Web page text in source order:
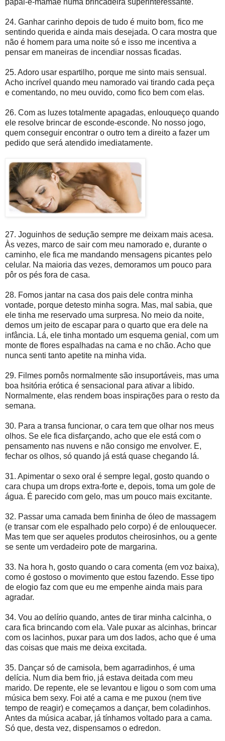
papai-e-mamãe numa brincadeira superinteressante.
24. Ganhar carinho depois de tudo é muito bom, fico me
sentindo querida e ainda mais desejada. O cara mostra que
não é homem para uma noite só e isso me incentiva a
pensar em maneiras de incendiar nossas ficadas.
25. Adoro usar espartilho, porque me sinto mais sensual.
Acho incrível quando meu namorado vai tirando cada peça
e comentando, no meu ouvido, como fico bem com elas.
26. Com as luzes totalmente apagadas, enlouqueço quando
ele resolve brincar de esconde-esconde. No nosso jogo,
quem conseguir encontrar o outro tem a direito a fazer um
pedido que será atendido imediatamente.
27. Joguinhos de sedução sempre me deixam mais acesa.
Às vezes, marco de sair com meu namorado e, durante o
caminho, ele fica me mandando mensagens picantes pelo
celular. Na maioria das vezes, demoramos um pouco para
pôr os pés fora de casa.
28. Fomos jantar na casa dos pais dele contra minha
vontade, porque detesto minha sogra. Mas, mal sabia, que
ele tinha me reservado uma surpresa. No meio da noite,
demos um jeito de escapar para o quarto que era dele na
infância. Lá, ele tinha montado um esquema genial, com um
monte de flores espalhadas na cama e no chão. Acho que
nunca senti tanto apetite na minha vida.
29. Filmes pornôs normalmente são insuportáveis, mas uma
boa hsitória erótica é sensacional para ativar a libido.
Normalmente, elas rendem boas inspirações para o resto da
semana.
30. Para a transa funcionar, o cara tem que olhar nos meus
olhos. Se ele fica disfarçando, acho que ele está com o
pensamento nas nuvens e não consigo me envolver. E,
fechar os olhos, só quando já está quase chegando lá.
31. Apimentar o sexo oral é sempre legal, gosto quando o
cara chupa um drops extra-forte e, depois, toma um gole de
água. É parecido com gelo, mas um pouco mais excitante.
32. Passar uma camada bem fininha de óleo de massagem
(e transar com ele espalhado pelo corpo) é de enlouquecer.
Mas tem que ser aqueles produtos cheirosinhos, ou a gente
se sente um verdadeiro pote de margarina.
33. Na hora h, gosto quando o cara comenta (em voz baixa),
como é gostoso o movimento que estou fazendo. Esse tipo
de elogio faz com que eu me empenhe ainda mais para
agradar.
34. Vou ao delírio quando, antes de tirar minha calcinha, o
cara fica brincando com ela. Vale puxar as alcinhas, brincar
com os lacinhos, puxar para um dos lados, acho que é uma
das coisas que mais me deixa excitada.
35. Dançar só de camisola, bem agarradinhos, é uma
delícia. Num dia bem frio, já estava deitada com meu
marido. De repente, ele se levantou e ligou o som com uma
música bem sexy. Foi até a cama e me puxou (nem tive
tempo de reagir) e começamos a dançar, bem coladinhos.
Antes da música acabar, já tínhamos voltado para a cama.
Só que, desta vez, dispensamos o edredon.